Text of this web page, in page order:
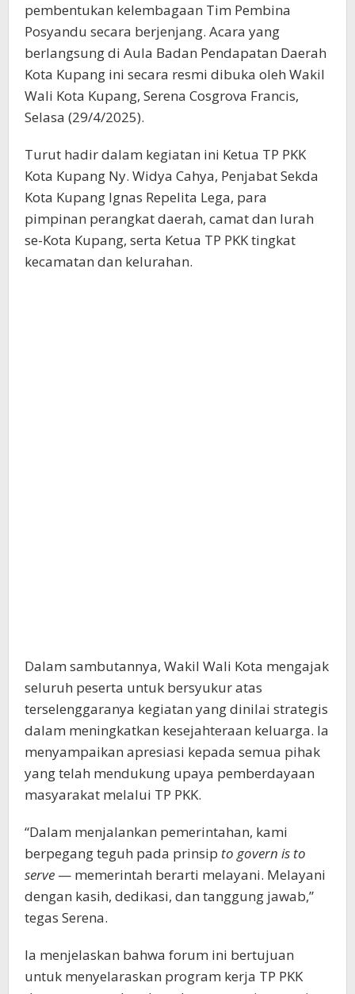
pembentukan kelembagaan Tim Pembina
Posyandu secara berjenjang. Acara yang
berlangsung di Aula Badan Pendapatan Daerah
Kota Kupang ini secara resmi dibuka oleh Wakil
Wali Kota Kupang, Serena Cosgrova Francis,
Selasa (29/4/2025).
Turut hadir dalam kegiatan ini Ketua TP PKK
Kota Kupang Ny. Widya Cahya, Penjabat Sekda
Kota Kupang Ignas Repelita Lega, para
pimpinan perangkat daerah, camat dan lurah
se-Kota Kupang, serta Ketua TP PKK tingkat
kecamatan dan kelurahan.
Dalam sambutannya, Wakil Wali Kota mengajak
seluruh peserta untuk bersyukur atas
terselenggaranya kegiatan yang dinilai strategis
dalam meningkatkan kesejahteraan keluarga. Ia
menyampaikan apresiasi kepada semua pihak
yang telah mendukung upaya pemberdayaan
masyarakat melalui TP PKK.
“Dalam menjalankan pemerintahan, kami
berpegang teguh pada prinsip to govern is to
serve — memerintah berarti melayani. Melayani
dengan kasih, dedikasi, dan tanggung jawab,”
tegas Serena.
Ia menjelaskan bahwa forum ini bertujuan
untuk menyelaraskan program kerja TP PKK